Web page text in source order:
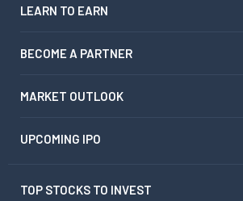
LEARN TO EARN
BECOME A PARTNER
MARKET OUTLOOK
UPCOMING IPO
TOP STOCKS TO INVEST